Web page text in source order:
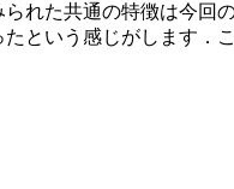
られた共通の特徴は今回
という感じがします．
責